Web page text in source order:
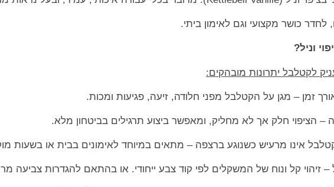
כושר מקצועי וגם לאימון ביתי.
וניל?
לקטלבל יתרונות מובהקים:
זמן – מגן על הקטלבל מפני חלודה, זיעה, פגיעות ומכות.
– הציפוי חלק אך לא מחליק, ומאפשר ביצוע תרגילים בביטחון מלא.
אינו מרעיש כשנוגע ברצפה – מתאים במיוחד לאימונים בבית או בשעות
זיהוי קל ונוח של המשקלים לפי קוד צבע ייחודי. או בהתאם להגדרות צביעה